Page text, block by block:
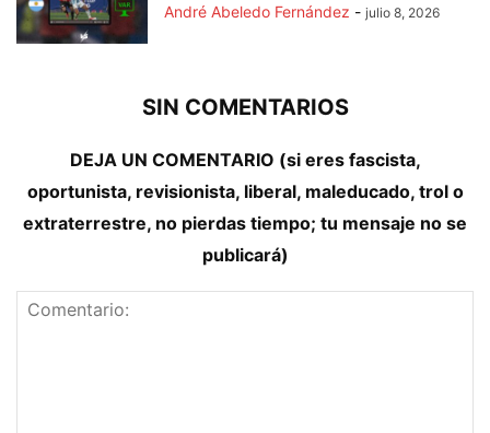
André Abeledo Fernández - julio 8, 2026
SIN COMENTARIOS
DEJA UN COMENTARIO (si eres fascista,
oportunista, revisionista, liberal, maleducado, trol o
extraterrestre, no pierdas tiempo; tu mensaje no se
publicará)